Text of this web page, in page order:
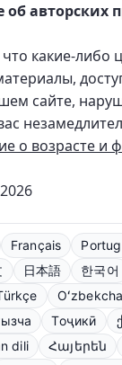
авторских
что какие-либо
сайте,
о возрасте и
Français
日本語 한국어
Oʻzbekcha
Тоҷикӣ
dili Հայերեն